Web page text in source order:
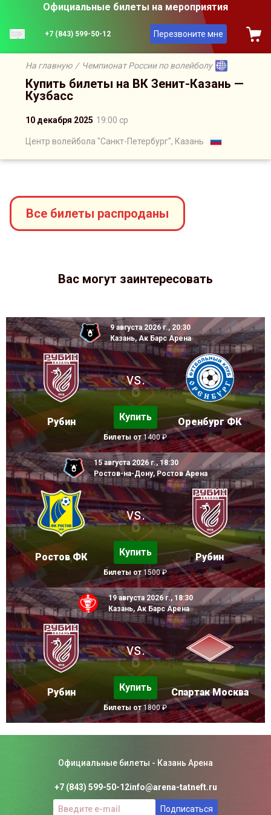
Официальные билеты на мероприятия
+7 (843) 599-50-12 Перезвоните мне
На главную / Чемпионат России по волейболу
Купить билеты на ВК Зенит-Казань —
Кузбасс
10 декабря 2025 19:00 ср
Центр волейбола "Санкт-Петербург", Казань
Все билеты распроданы
Вас могут заинтересовать
9 августа 2026 г., 20:30
Казань, Ак Барс Арена
Рубин
vs.
Купить
Билеты от1400 ₽
Оренбург ФК
15 августа 2026 г., 18:30
Ростов-на-Дону, Ростов Арена
Ростов ФК
vs.
Купить
Билеты от1500 ₽
Рубин
19 августа 2026 г., 18:30
Казань, Ак Барс Арена
Рубин
vs.
Купить
Билеты от1800 ₽
Спартак Москва
Официальные билеты - Казань Арена
+7 (843) 599-50-12info@arena-tatneft.ru
Подписаться